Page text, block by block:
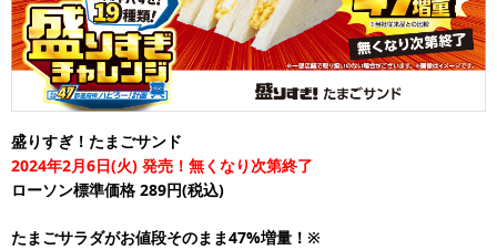
盛りすぎ！たまごサンド
2024年2月6日(火) 発売！無くなり次第終了
ローソン標準価格 289円(税込)
たまごサラダがお値段そのまま47%増量！※